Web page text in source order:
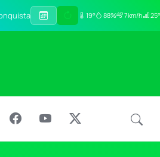
19° 88% 7km/h